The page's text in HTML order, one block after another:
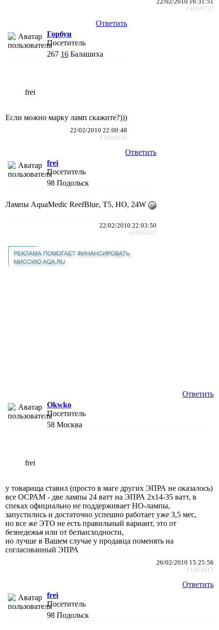
22/02/2010 16:31:51
#1059727
Ответить
Горбун
Посетитель
267 16 Балашиха
frei
Если можно марку ламп скажите?)))
22/02/2010 22:00:48
#1060039
Ответить
frei
Посетитель
98 Подольск
Лампы AquaMedic ReefBlue, T5, HO, 24W
22/02/2010 22:03:50
#1060042
Ответить
Okwko
Посетитель
58 Москва
frei
у товарища ставил (просто в маге других ЭПРА не оказалось)
все ОСРАМ - две лампы 24 ватт на ЭПРА 2х14-35 ватт, в
спеках официально не поддерживает НО-лампы,
запустились и достаточно успешно работает уже 3,5 мес,
но все же ЭТО не есть правильный вариант, это от
безнедежья или от безъисходности,
но лучше в Вашем случае у продавца поменять на
согласованный ЭПРА
26/02/2010 15:25:56
#1063412
Ответить
frei
Посетитель
98 Подольск